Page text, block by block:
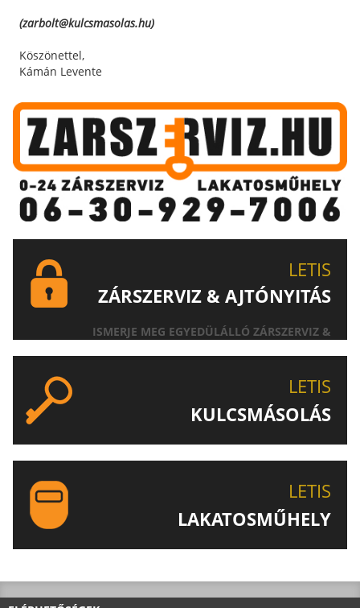
(zarbolt@kulcsmasolas.hu)
Köszönettel,
Kámán Levente
LETIS
ZÁRSZERVIZ & AJTÓNYITÁS
ISMERJE MEG EGYEDÜLÁLLÓ ZÁRSZERVIZ &
LETIS
KULCSMÁSOLÁS
LETIS
LAKATOSMŰHELY